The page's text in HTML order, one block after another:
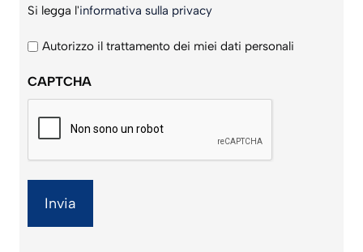
legga
l'informativa
privacy
Si legga l'informativa sulla privacy
Autorizzo il trattamento dei miei dati personali
CAPTCHA